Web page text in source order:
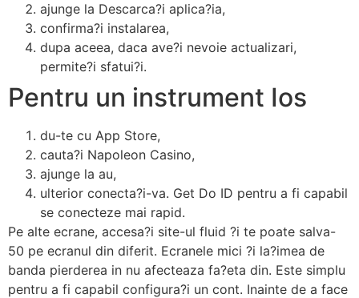
ajunge la Descarca?i aplica?ia,
confirma?i instalarea,
dupa aceea, daca ave?i nevoie actualizari,
permite?i sfatui?i.
Pentru un instrument Ios
du-te cu App Store,
cauta?i Napoleon Casino,
ajunge la au,
ulterior conecta?i-va. Get Do ID pentru a fi capabil
se conecteze mai rapid.
Pe alte ecrane, accesa?i site-ul fluid ?i te poate salva-
50 pe ecranul din diferit. Ecranele mici ?i la?imea de
banda pierderea in nu afecteaza fa?eta din. Este simplu
pentru a fi capabil configura?i un cont. Inainte de a face